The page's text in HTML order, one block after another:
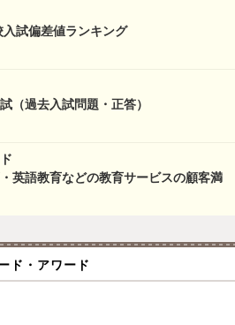
試偏差値ランキング
（過去入試問題・正答）
・英語教育などの教育サービスの顧客満
ド・アワード